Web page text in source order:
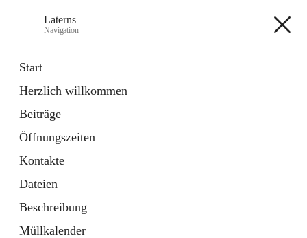
Laterns
Navigation
Start
Herzlich willkommen
Beiträge
Öffnungszeiten
Kontakte
Dateien
Beschreibung
Müllkalender
11 Schnellzugriffe
Soziales
1 Schnellzugriff